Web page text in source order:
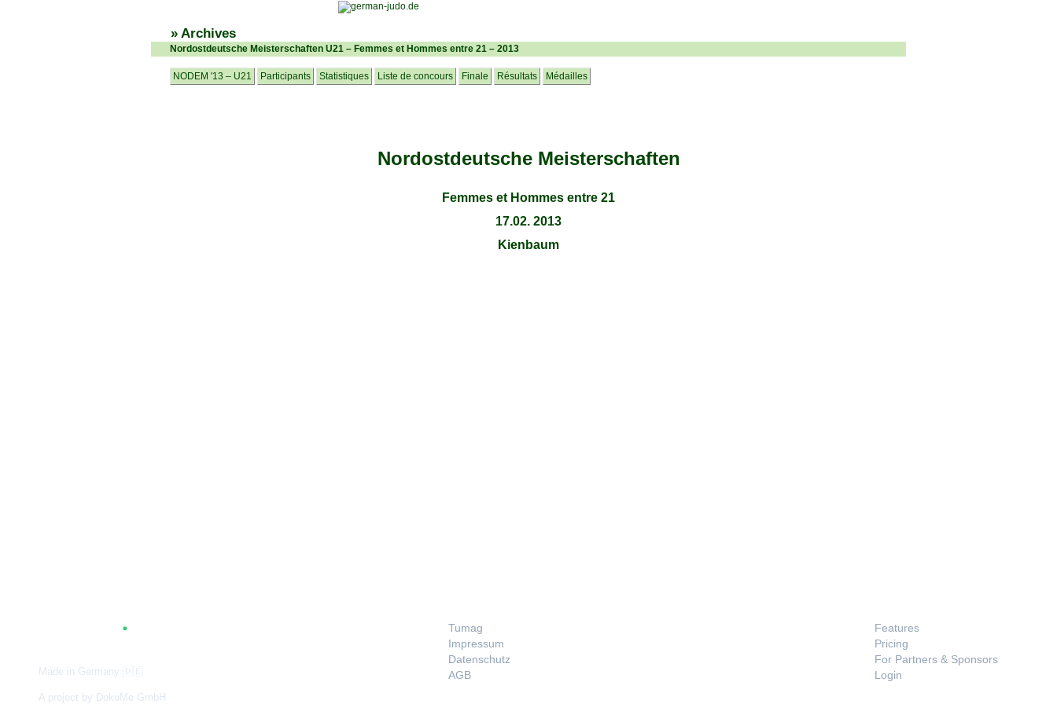
» Archives
Nordostdeutsche Meisterschaften U21 – Femmes et Hommes entre 21 – 2013
NODEM '13 – U21 Participants Statistiques Liste de concours Finale Résultats Médailles
Nordostdeutsche Meisterschaften
Femmes et Hommes entre 21
17.02. 2013
Kienbaum
.
Made in Germany 🇩🇪
A project by DokuMe GmbH
Tumag
Impressum
Datenschutz
AGB
Features
Pricing
For Partners & Sponsors
Login